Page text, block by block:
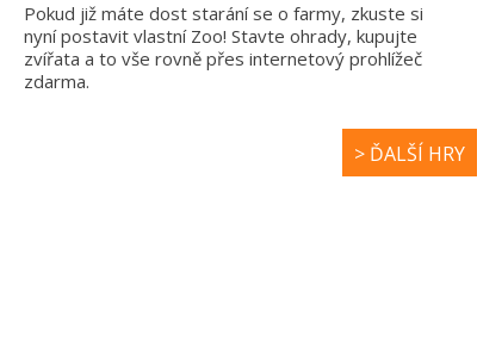
Pokud již máte dost starání se o farmy, zkuste si
nyní postavit vlastní Zoo! Stavte ohrady, kupujte
zvířata a to vše rovně přes internetový prohlížeč
zdarma.
> ĎALŠÍ HRY